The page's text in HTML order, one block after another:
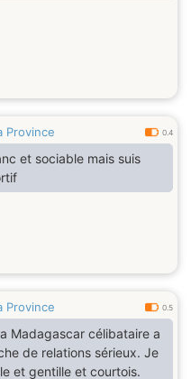
Province 0.4
et sociable mais suis
Province 0.5
Madagascar célibataire a
de relations sérieux. Je
et gentille et courtois.